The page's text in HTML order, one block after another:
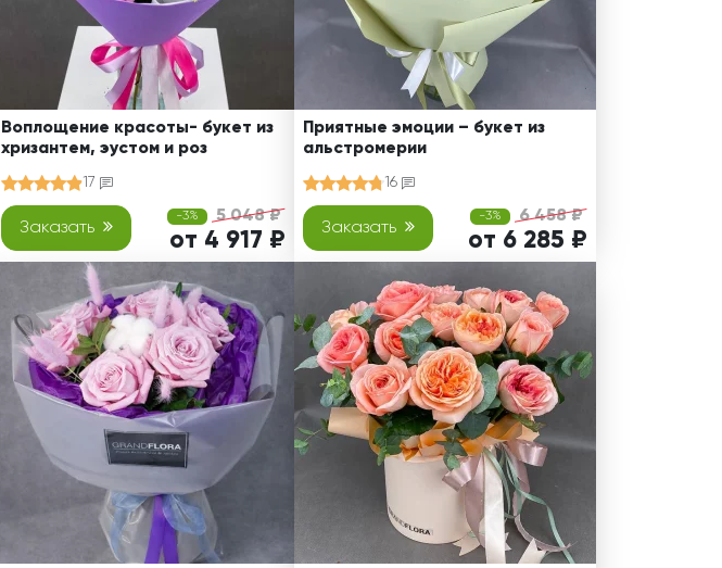
Воплощение красоты- букет из
хризантем, эустом и роз
17
Заказать
-3% 5 048 ₽
от 4 917 ₽
Приятные эмоции – букет из
альстромерии
16
Заказать
-3% 6 458 ₽
от 6 285 ₽